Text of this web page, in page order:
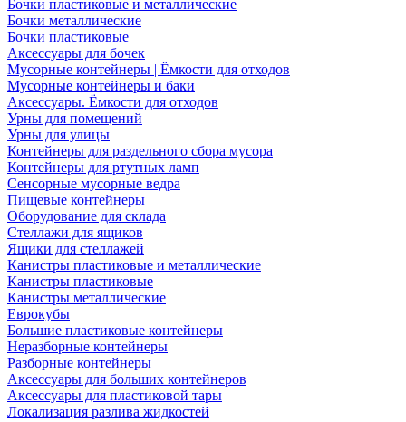
Бочки пластиковые и металлические
Бочки металлические
Бочки пластиковые
Аксессуары для бочек
Мусорные контейнеры | Ёмкости для отходов
Мусорные контейнеры и баки
Аксессуары. Ёмкости для отходов
Урны для помещений
Урны для улицы
Контейнеры для раздельного сбора мусора
Контейнеры для ртутных ламп
Сенсорные мусорные ведра
Пищевые контейнеры
Оборудование для склада
Стеллажи для ящиков
Ящики для стеллажей
Канистры пластиковые и металлические
Канистры пластиковые
Канистры металлические
Еврокубы
Большие пластиковые контейнеры
Неразборные контейнеры
Разборные контейнеры
Аксессуары для больших контейнеров
Аксессуары для пластиковой тары
Локализация разлива жидкостей